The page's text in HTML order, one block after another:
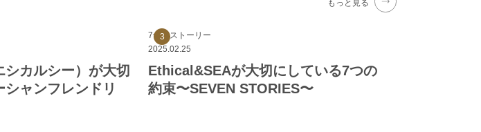
もっと見る
カルシー）が大切
ャンフレンドリ
7つのストーリー
2025.02.25
Ethical&SEAが大切にしている7つの
約束〜SEVEN STORIES〜